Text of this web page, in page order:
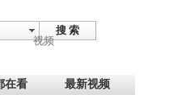
搜 索
视频
在看 最新视频